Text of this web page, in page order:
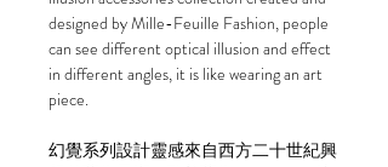
designed by Mille-Feuille Fashion, people
can see different optical illusion and effect
in different angles, it is like wearing an art
piece.
幻覺系列設計靈感來自西方二十世紀興